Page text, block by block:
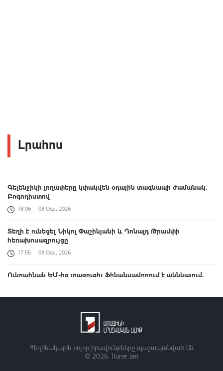
Լրահոս
Գելենջիկի լողափերը կփակվեն օդային տագնապի ժամանակ.
Բոգոդիստով
18:06 08 Օգս, 2026
Տեղի է ունեցել Նիկոլ Փաշինյանի և Դոնալդ Թրամփի
հեռախոսազրույցը
17:55 08 Օգս, 2026
Ուկրաինան ԵՄ-ից լրացուցիչ ֆինանսավորում է ակնկալում.
17:26 08 Օգս, 2026
Բուլղարիայում ԱԹՍ-ն պայթել է Ուկրաինան Թուրքիային
կապող գազատարի մոտակայքում
Հեղինակային բոլոր իրավունքները պաշտպանված են
© 2026 1lurer.am